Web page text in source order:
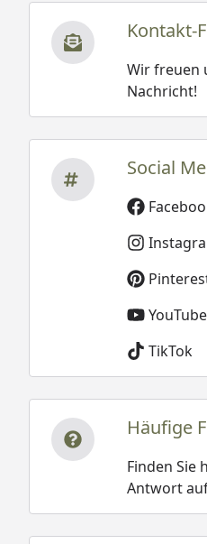
Kontakt-
Wir freuen
Nachricht!
Social
YouTube
TikTok
Häufige
Finden Sie
Antwort